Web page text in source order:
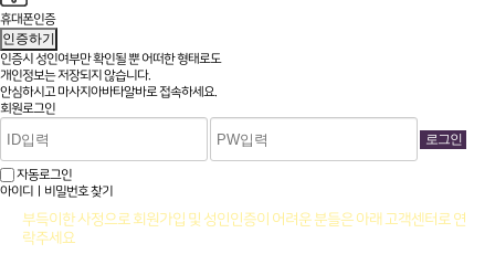
휴대폰인증
인증하기
인증시 성인여부만 확인될 뿐어떠한 형태로도
개인정보는 저장되지 않습니다.
안심하시고 마사지아바타알바로 접속하세요.
회원로그인
자동로그인
아이디ㅣ비밀번호 찾기
부득이한 사정으로 회원가입 및 성인인증이 어려운 분들은 아래 고객센터로 연
락주세요